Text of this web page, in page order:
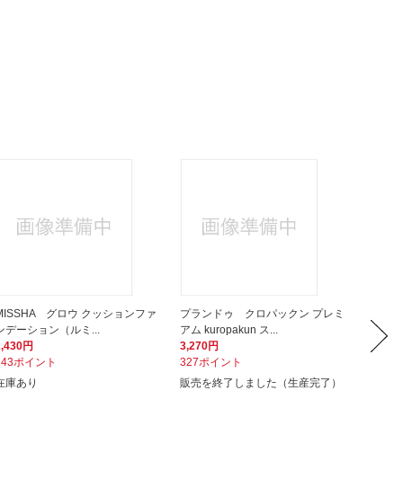
グロウ クッションファ
デーション（ルミ...
円
ポイント
庫あり
プランドゥ クロパックン プレミ
アム kuropakun ス...
3,270円
327ポイント
販売を終了しました（生産完了）
スキ
880円